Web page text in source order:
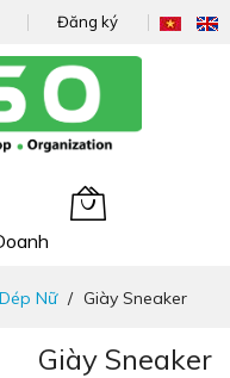
Đăng ký
Nữ Giày Sneaker
Giày Sneaker